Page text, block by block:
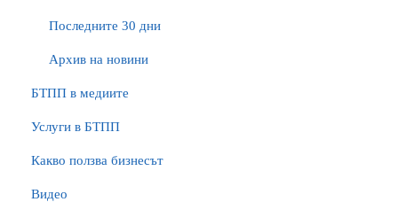
Последните 30 дни
Архив на новини
БTПП в медиите
Услуги в БТПП
Какво ползва бизнесът
Видео